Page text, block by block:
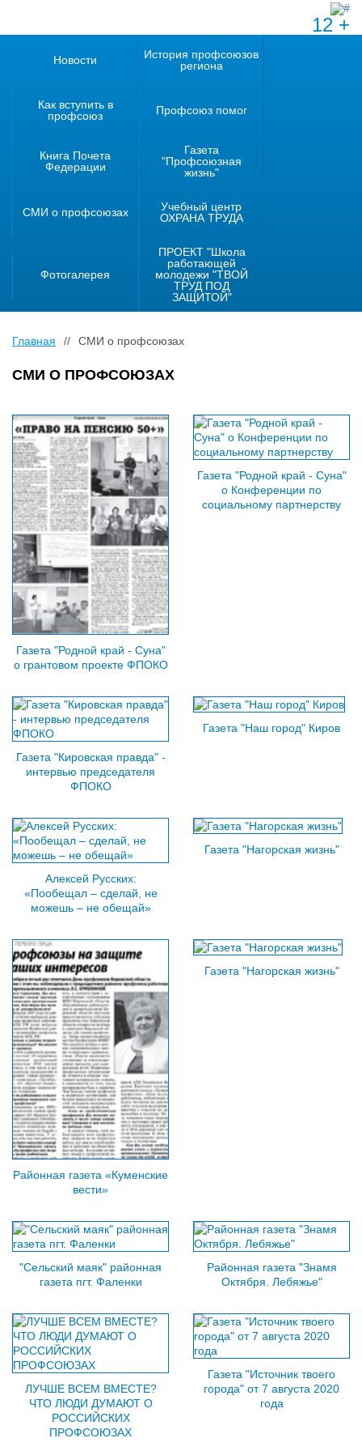
12 +
Новости
История профсоюзов
региона
Как вступить в
профсоюз
Профсоюз помог
Книга Почета
Федерации
Газета
"Профсоюзная
жизнь"
СМИ о профсоюзах
Учебный центр
ОХРАНА ТРУДА
Фотогалерея
ПРОЕКТ "Школа
работающей
молодежи "ТВОЙ
ТРУД ПОД
ЗАЩИТОЙ"
Главная // СМИ о профсоюзах
СМИ О ПРОФСОЮЗАХ
Газета "Родной край - Суна"
о грантовом проекте ФПОКО
Газета "Родной край - Суна"
о Конференции по
социальному партнерству
Газета "Кировская правда" -
интервью председателя
ФПОКО
Газета "Наш город" Киров
Алексей Русских:
«Пообещал – сделай, не
можешь – не обещай»
Газета "Нагорская жизнь"
Районная газета «Куменские
вести»
Газета "Нагорская жизнь"
"Сельский маяк" районная
газета пгт. Фаленки
Районная газета "Знамя
Октября. Лебяжье"
ЛУЧШЕ ВСЕМ ВМЕСТЕ?
ЧТО ЛЮДИ ДУМАЮТ О
РОССИЙСКИХ
ПРОФСОЮЗАХ
Газета "Источник твоего
города" от 7 августа 2020
года